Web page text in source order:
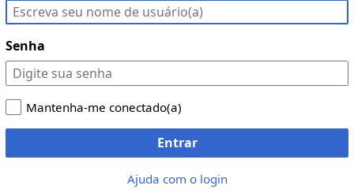
Senha
Mantenha-me conectado(a)
Entrar
Ajuda com o login